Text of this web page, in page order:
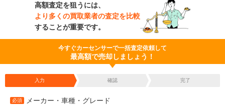
高額査定を狙うには、
より多くの買取業者の査定を比較
することが重要です。
今すぐカーセンサーで一括査定依頼して
最高額で売却しましょう！
入力 確認 完了
必須 メーカー・車種・グレード